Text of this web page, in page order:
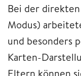
Bei der
Modus)
und besonders
Karten-